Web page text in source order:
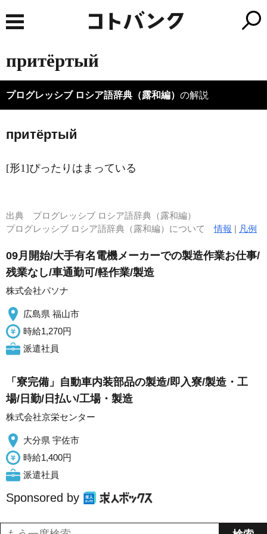
притёртый
プログレッシブ ロシア語辞典（露和編） の解説
притёртый
[形1]ぴったりはまっている
出典 プログレッシブ ロシア語辞典（露和編）
プログレッシブ ロシア語辞典（露和編）について情報 | 凡例
09月開始/大手有名電機メーカーでの製造作業お仕事/
残業なし/車通勤可/軽作業/製造
株式会社パソナ
広島県 福山市
時給1,270円
派遣社員
「寮完備」自動車内装部品の製造/即入寮/製造・工
場/日勤/日払い/工場・製造
株式会社京栄センター
大分県 宇佐市
時給1,400円
派遣社員
Sponsored by